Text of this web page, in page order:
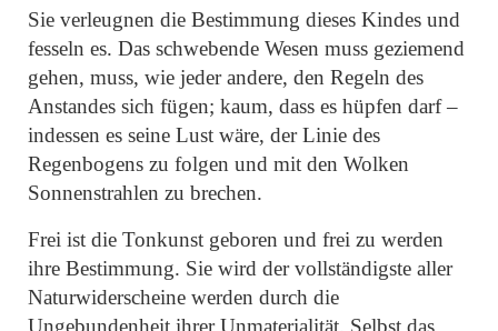
Sie verleugnen die Bestimmung dieses Kindes und
fesseln es. Das schwebende Wesen muss geziemend
gehen, muss, wie jeder andere, den Regeln des
Anstandes sich fügen; kaum, dass es hüpfen darf –
indessen es seine Lust wäre, der Linie des
Regenbogens zu folgen und mit den Wolken
Sonnenstrahlen zu brechen.
Frei ist die Tonkunst geboren und frei zu werden
ihre Bestimmung. Sie wird der vollständigste aller
Naturwiderscheine werden durch die
Ungebundenheit ihrer Unmaterialität. Selbst das